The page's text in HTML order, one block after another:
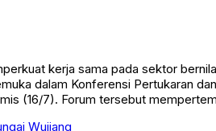
kerja sama pada sektor
dalam Konferensi Pertukaran
(16/7). Forum tersebut